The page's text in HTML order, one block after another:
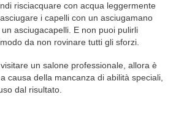
risciacquare con acqua leggermente
i capelli con un asciugamano
asciugacapelli. E non puoi pulirli
da non rovinare tutti gli sforzi.
un salone professionale, allora è
causa della mancanza di abilità speciali,
dal risultato.